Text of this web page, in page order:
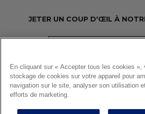
JETER UN COUP D'ŒIL À
Copyright 2026
En cliquant sur « Accepter tous les cookies »,
stockage de cookies sur votre appareil pour
navigation sur le site, analyser son utilisation
efforts de marketing.